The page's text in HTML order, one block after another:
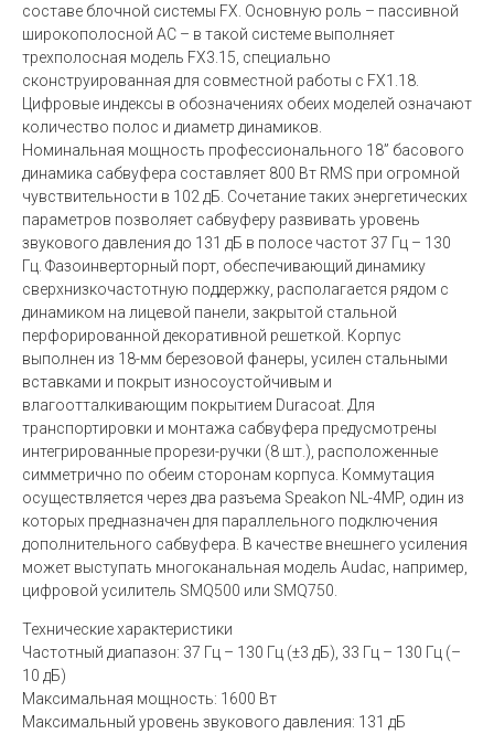
составе блочной системы FX. Основную роль – пассивной
широкополосной АС – в такой системе выполняет
трехполосная модель FX3.15, специально
сконструированная для совместной работы с FX1.18.
Цифровые индексы в обозначениях обеих моделей означают
количество полос и диаметр динамиков.
Номинальная мощность профессионального 18” басового
динамика сабвуфера составляет 800 Вт RMS при огромной
чувствительности в 102 дБ. Сочетание таких энергетических
параметров позволяет сабвуферу развивать уровень
звукового давления до 131 дБ в полосе частот 37 Гц – 130
Гц. Фазоинверторный порт, обеспечивающий динамику
сверхнизкочастотную поддержку, располагается рядом с
динамиком на лицевой панели, закрытой стальной
перфорированной декоративной решеткой. Корпус
выполнен из 18-мм березовой фанеры, усилен стальными
вставками и покрыт износоустойчивым и
влагоотталкивающим покрытием Duracoat. Для
транспортировки и монтажа сабвуфера предусмотрены
интегрированные прорези-ручки (8 шт.), расположенные
симметрично по обеим сторонам корпуса. Коммутация
осуществляется через два разъема Speakon NL-4MP, один из
которых предназначен для параллельного подключения
дополнительного сабвуфера. В качестве внешнего усиления
может выступать многоканальная модель Audac, например,
цифровой усилитель SMQ500 или SMQ750.
Технические характеристики
Частотный диапазон: 37 Гц – 130 Гц (±3 дБ), 33 Гц – 130 Гц (–
10 дБ)
Максимальная мощность: 1600 Вт
Максимальный уровень звукового давления: 131 дБ